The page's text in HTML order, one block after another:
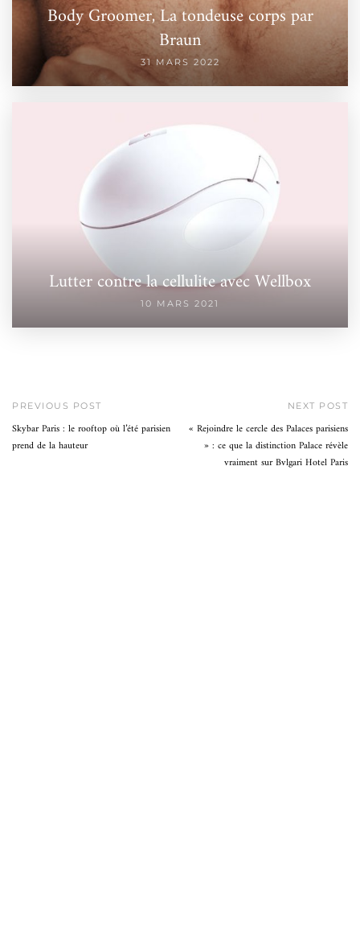
Body Groomer, La tondeuse corps par
Braun
31 MARS 2022
Lutter contre la cellulite avec Wellbox
10 MARS 2021
PREVIOUS POST
Skybar Paris : le rooftop où l’été parisien
prend de la hauteur
NEXT POST
« Rejoindre le cercle des Palaces parisiens
» : ce que la distinction Palace révèle
vraiment sur Bvlgari Hotel Paris